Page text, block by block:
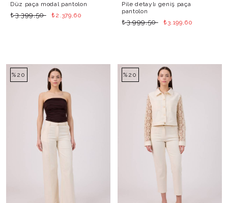
Düz paça modal pantolon
₺3.399,50 ₺2.379,60
Pile detaylı geniş paça
pantolon
₺3.999,50 ₺3.199,60
%20 %20